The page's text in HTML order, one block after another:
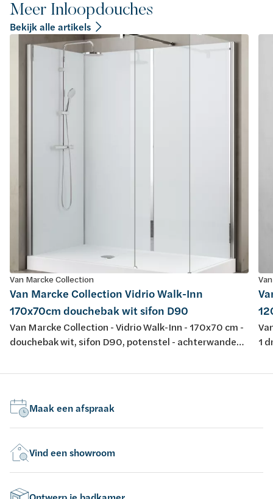
Meer Inloopdouches
Bekijk alle artikels
Van Marcke Collection
Van Marcke Collection Vidrio Walk-Inn
170x70cm douchebak wit sifon D90
Van Marcke Collection - Vidrio Walk-Inn - 170x70 cm -
douchebak wit, sifon D90, potenstel - achterwanden
matchroom - H195cm - opbouwtherm, handsproeier,
1
Maak een afspraak
Vind een showroom